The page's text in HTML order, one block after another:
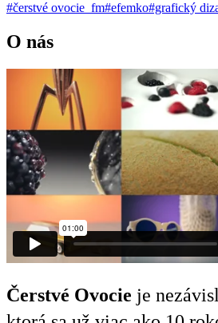
#čerstvé ovocie_fm#efemko#grafický
O nás
Čerstvé Ovocie je